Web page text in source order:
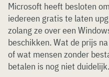
Microsoft heeft besloten
iedereen gratis te laten
zolang ze over een
beschikken. Wat de prijs
of wat mensen zonder
betalen is nog niet duidelijk.